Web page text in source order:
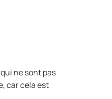
ne sont pas
car cela est